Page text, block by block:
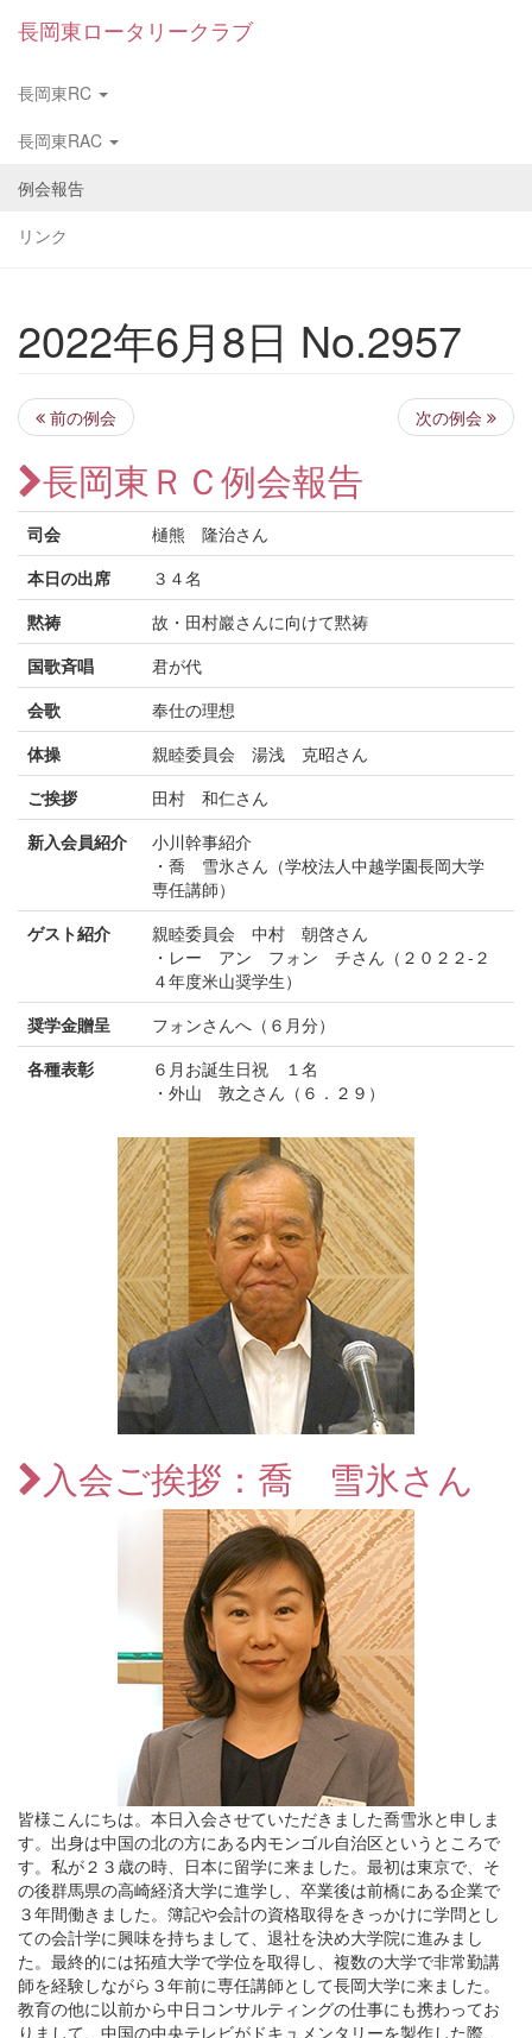
長岡東ロータリークラブ
長岡東RC
長岡東RAC
例会報告
リンク
2022年6月8日 No.2957
前の例会 次の例会
長岡東ＲＣ例会報告
司会
樋熊 隆治さん
本日の出席
３４名
黙祷
故・田村巖さんに向けて黙祷
国歌斉唱
君が代
会歌
奉仕の理想
体操
親睦委員会 湯浅 克昭さん
ご挨拶
田村 和仁さん
新入会員紹介
小川幹事紹介
・喬 雪氷さん（学校法人中越学園長岡大学
専任講師）
ゲスト紹介
親睦委員会 中村 朝啓さん
・レー アン フォン チさん（２０２２-２
４年度米山奨学生）
奨学金贈呈
フォンさんへ（６月分）
各種表彰
６月お誕生日祝 １名
・外山 敦之さん（６．２９）
入会ご挨拶：喬 雪氷さん
皆様こんにちは。本日入会させていただきました喬雪氷と申しま
す。出身は中国の北の方にある内モンゴル自治区というところで
す。私が２３歳の時、日本に留学に来ました。最初は東京で、そ
の後群馬県の高崎経済大学に進学し、卒業後は前橋にある企業で
３年間働きました。簿記や会計の資格取得をきっかけに学問とし
ての会計学に興味を持ちまして、退社を決め大学院に進みまし
た。最終的には拓殖大学で学位を取得し、複数の大学で非常勤講
師を経験しながら３年前に専任講師として長岡大学に来ました。
教育の他に以前から中日コンサルティングの仕事にも携わってお
りまして、中国の中央テレビがドキュメンタリーを製作した際、